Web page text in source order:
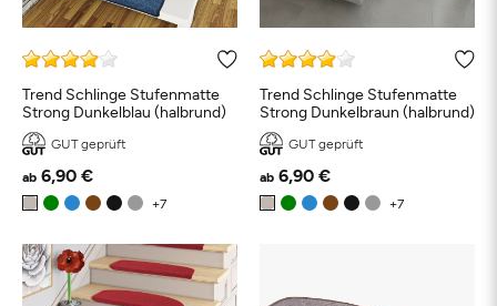
Trend Schlinge Stufenmatte
Strong Dunkelblau (halbrund)
GUT geprüft
ab 6,90 €
Trend Schlinge Stufenmatte
Strong Dunkelbraun (halbrund)
GUT geprüft
ab 6,90 €